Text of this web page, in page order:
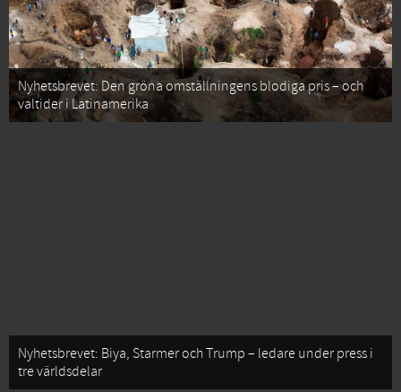
Nyhetsbrevet: Den gröna omställningens blodiga pris – och
valtider i Latinamerika
Nyhetsbrevet: Biya, Starmer och Trump – ledare under press i
tre världsdelar